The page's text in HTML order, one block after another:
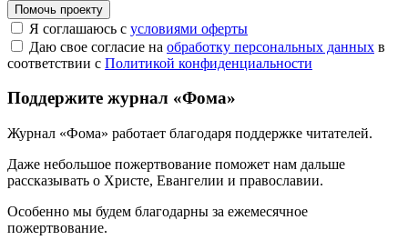
Помочь проекту
Я соглашаюсь с условиями оферты
Даю свое согласие на обработку персональных данных в
соответствии с Политикой конфиденциальности
Поддержите журнал «Фома»
Журнал «Фома» работает благодаря поддержке читателей.
Даже небольшое пожертвование поможет нам дальше
рассказывать о Христе, Евангелии и православии.
Особенно мы будем благодарны за ежемесячное
пожертвование.